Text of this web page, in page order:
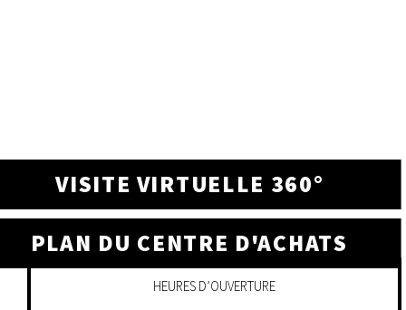
VISITE VIRTUELLE 360°
PLAN DU CENTRE D'ACHATS
HEURES D’OUVERTURE